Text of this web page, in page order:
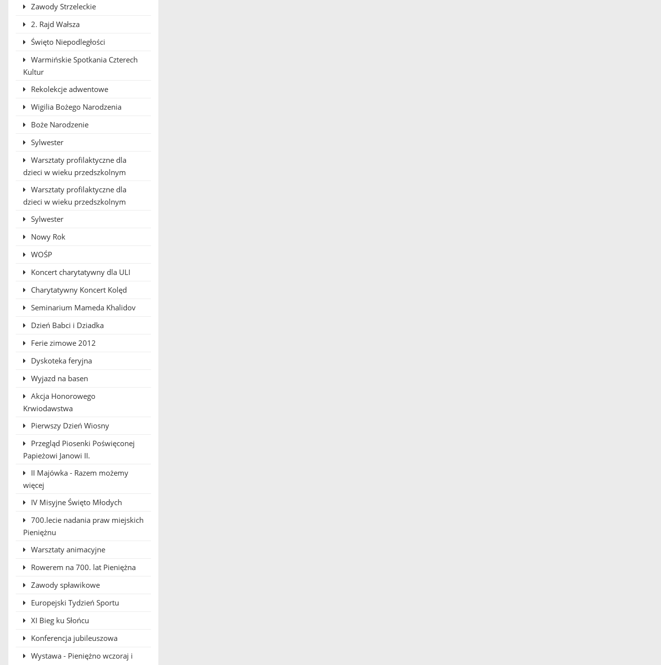
Zawody Strzeleckie
2. Rajd Wałsza
Święto Niepodległości
Warmińskie Spotkania Czterech
Kultur
Rekolekcje adwentowe
Wigilia Bożego Narodzenia
Boże Narodzenie
Sylwester
Warsztaty profilaktyczne dla
dzieci w wieku przedszkolnym
Warsztaty profilaktyczne dla
dzieci w wieku przedszkolnym
Sylwester
Nowy Rok
WOŚP
Koncert charytatywny dla ULI
Charytatywny Koncert Kolęd
Seminarium Mameda Khalidov
Dzień Babci i Dziadka
Ferie zimowe 2012
Dyskoteka feryjna
Wyjazd na basen
Akcja Honorowego
Krwiodawstwa
Pierwszy Dzień Wiosny
Przegląd Piosenki Poświęconej
Papieżowi Janowi II.
II Majówka - Razem możemy
więcej
IV Misyjne Święto Młodych
700.lecie nadania praw miejskich
Pieniężnu
Warsztaty animacyjne
Rowerem na 700. lat Pieniężna
Zawody spławikowe
Europejski Tydzień Sportu
XI Bieg ku Słońcu
Konferencja jubileuszowa
Wystawa - Pieniężno wczoraj i